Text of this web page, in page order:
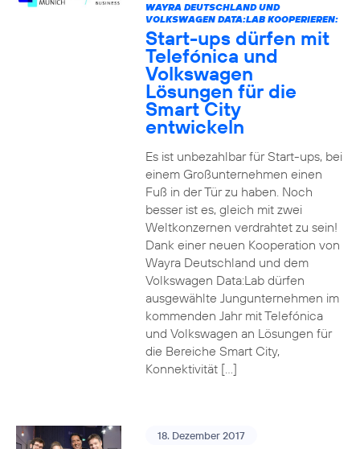
WAYRA DEUTSCHLAND UND
VOLKSWAGEN DATA:LAB KOOPERIEREN:
Start-ups dürfen mit
Telefónica und
Volkswagen
Lösungen für die
Smart City
entwickeln
Es ist unbezahlbar für Start-ups, bei
einem Großunternehmen einen
Fuß in der Tür zu haben. Noch
besser ist es, gleich mit zwei
Weltkonzernen verdrahtet zu sein!
Dank einer neuen Kooperation von
Wayra Deutschland und dem
Volkswagen Data:Lab dürfen
ausgewählte Jungunternehmen im
kommenden Jahr mit Telefónica
und Volkswagen an Lösungen für
die Bereiche Smart City,
Konnektivität […]
18. Dezember 2017